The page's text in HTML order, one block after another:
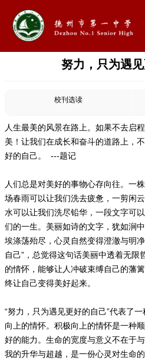
努力，只为遇
校刊选读
人生最美的风景在路上。如果不去启
美！让我们在成长和奋斗的道路上，
好的自己。 ---题记
人们总是对美好的事物心存向往。一
场春雨可以让我们洗去疲惫，一剪闲
水可以让我们洗尽铅华，一段文字可
们的一生。美丽如诗的文字，犹如涧
埃涤荡殆尽，心灵自然变得澄澈与明
自己”，总觉得这句话美丽中透着无
的情怀，能够让人冲破束缚自己的藩
终让自己变得美好起来。
“努力，只为遇见更好的自己”代表了
向上的情怀。积极向上的情怀是一种
好的能力。生命的宽度与意义不在于
我的升华与超越，是一份心灵对生命
学校概况
 信息公开
 教学教研
 最新公告
 校园新闻
 科学技术实验校